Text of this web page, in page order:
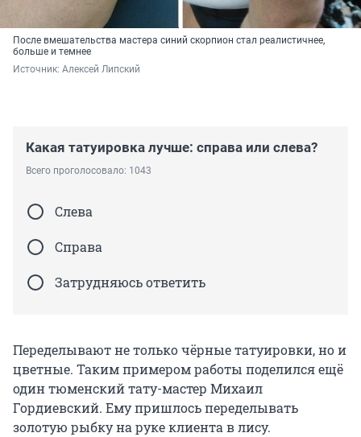
После вмешательства мастера синий скорпион стал реалистичнее,
больше и темнее
Источник: Алексей Липский
Какая татуировка лучше: справа или слева?
Всего проголосовало: 1043
Слева
Справа
Затрудняюсь ответить
Переделывают не только чёрные татуировки, но и
цветные. Таким примером работы поделился ещё
один тюменский тату-мастер Михаил
Гордиевский. Ему пришлось переделывать
золотую рыбку на руке клиента в лису.